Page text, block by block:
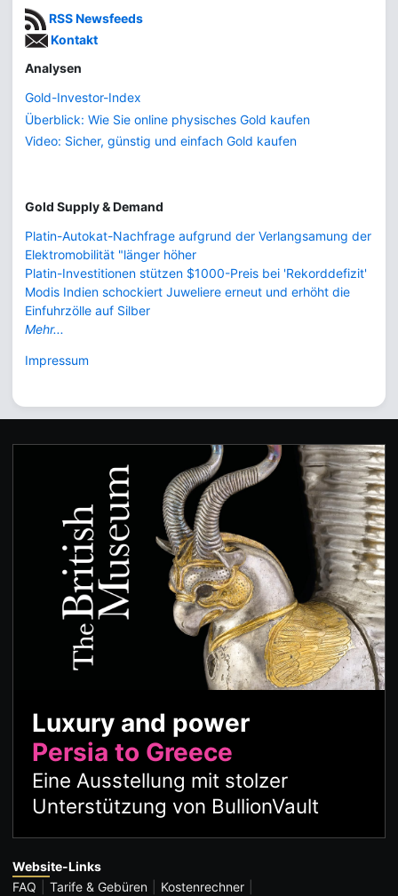
RSS Newsfeeds
Kontakt
Analysen
Gold-Investor-Index
Überblick: Wie Sie online physisches Gold kaufen
Video: Sicher, günstig und einfach Gold kaufen
Gold Supply & Demand
Platin-Autokat-Nachfrage aufgrund der Verlangsamung der
Elektromobilität "länger höher
Platin-Investitionen stützen $1000-Preis bei 'Rekorddefizit'
Modis Indien schockiert Juweliere erneut und erhöht die
Einfuhrzölle auf Silber
Mehr...
Impressum
Luxury and power
Persia to Greece
Eine Ausstellung mit stolzer
Unterstützung von BullionVault
Website-Links
FAQ
Tarife & Gebüren
Kostenrechner